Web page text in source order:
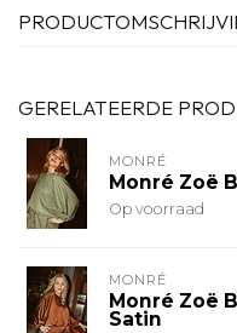
GERELATEERDE
MONRÉ
Monré Zoë
Op voorraad
MONRÉ
Monré Zoë
Satin